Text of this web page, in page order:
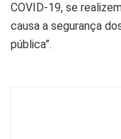
COVID-19, se
causa a segurança
pública”.